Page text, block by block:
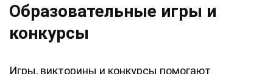
Образовательные игры и
конкурсы
Игры, викторины и конкурсы помогают